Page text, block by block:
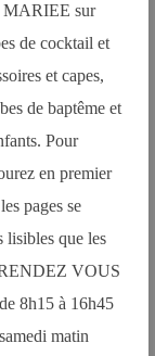
MARIEE sur
de cocktail et
et capes,
de baptême et
Pour
en premier
pages se
lisibles que les
RENDEZ VOUS
8h15 à 16h45
matin